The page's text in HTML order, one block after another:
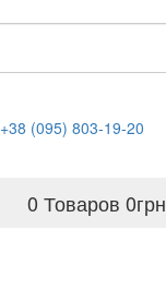
+38 (095) 803-19-20
0 Товаров 0грн